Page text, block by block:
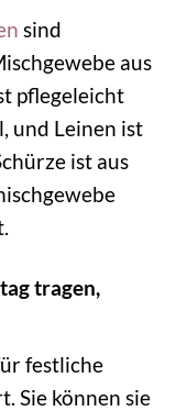
sind
aus
pflegeleicht
und Leinen ist
ist aus
tragen,
festliche
Sie können sie